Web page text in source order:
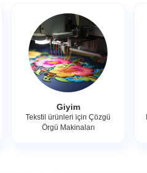
Giyim
Tekstil ürünleri için Çözgü
Örgü Makinaları